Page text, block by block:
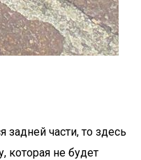
части, то здесь
которая не будет